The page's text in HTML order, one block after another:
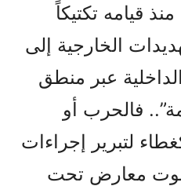
منذ قيامه تكتيكاً
الخارجية إلى
عبر منطق
فالحرب أو
لتبرير إجراءات
صوت معارض تحت